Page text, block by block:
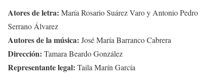
Atores de letra: María Rosario Suárez Varo y Antonio Pedro
Serrano Álvarez
Autores de la música: José María Barranco Cabrera
Dirección: Tamara Beardo González
Representante legal: Taila Marín García